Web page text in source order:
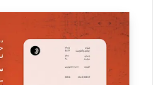
تحریریه
سروش کرمیان
تحریریه